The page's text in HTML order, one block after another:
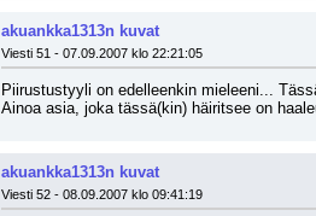
akuankka1313n kuvat
Viesti 51 - 07.09.2007 klo 22:21:05
Piirustustyyli on edelleenkin mieleeni...
Ainoa asia, joka tässä(kin) häiritsee on
akuankka1313n kuvat
Viesti 52 - 08.09.2007 klo 09:41:19